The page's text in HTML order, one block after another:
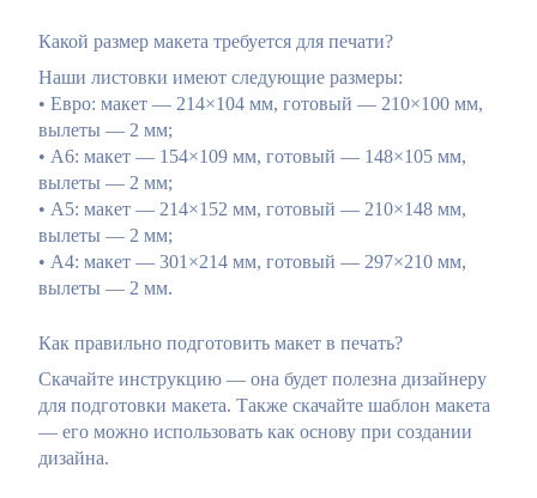
Какой размер макета требуется для печати?
Наши листовки имеют следующие размеры:
• Евро: макет — 214×104 мм, готовый — 210×100 мм,
вылеты — 2 мм;
• А6: макет — 154×109 мм, готовый — 148×105 мм,
вылеты — 2 мм;
• А5: макет — 214×152 мм, готовый — 210×148 мм,
вылеты — 2 мм;
• А4: макет — 301×214 мм, готовый — 297×210 мм,
вылеты — 2 мм.
Как правильно подготовить макет в печать?
Скачайте инструкцию — она будет полезна дизайнеру
для подготовки макета. Также скачайте шаблон макета
— его можно использовать как основу при создании
дизайна.